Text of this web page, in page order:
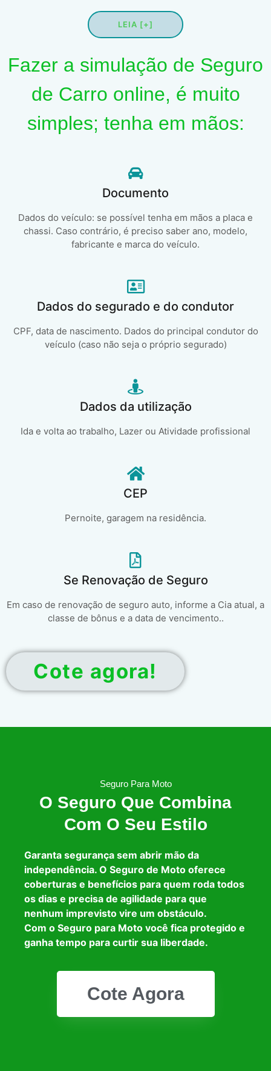
LEIA [+]
Fazer a simulação de Seguro
de Carro online, é muito
simples; tenha em mãos:
Documento
Dados do veículo: se possível tenha em mãos a placa e
chassi. Caso contrário, é preciso saber ano, modelo,
fabricante e marca do veículo.
Dados do segurado e do condutor
CPF, data de nascimento. Dados do principal condutor do
veículo (caso não seja o próprio segurado)
Dados da utilização
Ida e volta ao trabalho, Lazer ou Atividade profissional
CEP
Pernoite, garagem na residência.
Se Renovação de Seguro
Em caso de renovação de seguro auto, informe a Cia atual, a
classe de bônus e a data de vencimento..
Cote agora!
Seguro Para Moto
O Seguro Que Combina
Com O Seu Estilo
Garanta segurança sem abrir mão da
independência. O Seguro de Moto oferece
coberturas e benefícios para quem roda todos
os dias e precisa de agilidade para que
nenhum imprevisto vire um obstáculo.
Com o Seguro para Moto você fica protegido e
ganha tempo para curtir sua liberdade.
Cote Agora